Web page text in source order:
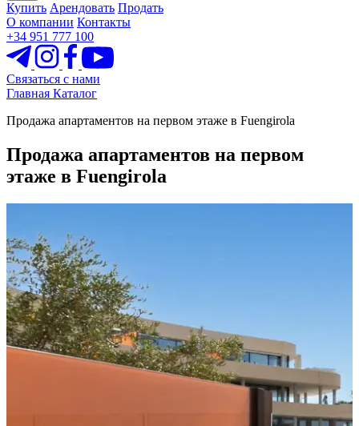
Купить Арендовать Продать
О компании Контакты
+34 951 777 100
Связаться с нами
Главная Каталог
Продажа апартаментов на первом этаже в Fuengirola
Продажа апартаментов на первом
этаже в Fuengirola